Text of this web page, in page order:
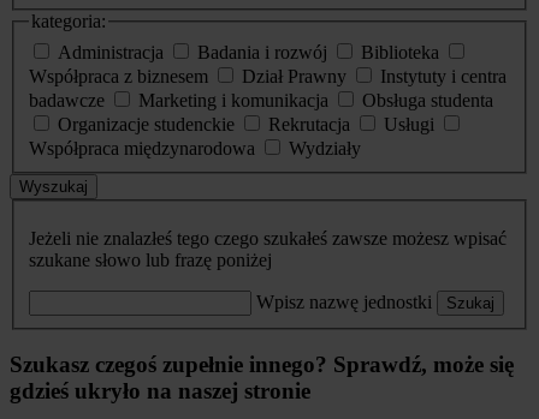
kategoria:
Administracja
Badania i rozwój
Biblioteka
Współpraca z biznesem
Dział Prawny
Instytuty i centra
badawcze
Marketing i komunikacja
Obsługa studenta
Organizacje studenckie
Rekrutacja
Usługi
Współpraca międzynarodowa
Wydziały
Wyszukaj
Jeżeli nie znalazłeś tego czego szukałeś zawsze możesz wpisać
szukane słowo lub frazę poniżej
Wpisz nazwę jednostki Szukaj
Szukasz czegoś zupełnie innego? Sprawdź, może się
gdzieś ukryło na naszej stronie